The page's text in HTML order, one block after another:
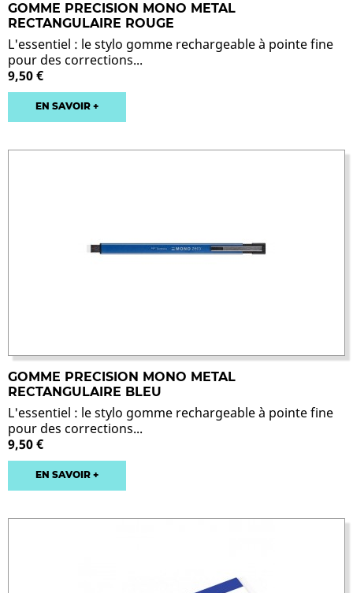
GOMME PRECISION MONO METAL
RECTANGULAIRE ROUGE
L'essentiel : le stylo gomme rechargeable à pointe fine
pour des corrections...
9,50 €
EN SAVOIR +
GOMME PRECISION MONO METAL
RECTANGULAIRE BLEU
L'essentiel : le stylo gomme rechargeable à pointe fine
pour des corrections...
9,50 €
EN SAVOIR +